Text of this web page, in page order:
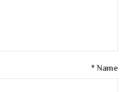
Name
*